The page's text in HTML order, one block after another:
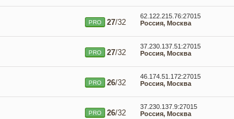
PRO 27/32
62.122.215.76:27015
Россия, Москва
PRO 27/32
37.230.137.51:27015
Россия, Москва
PRO 26/32
46.174.51.172:27015
Россия, Москва
PRO 26/32
37.230.137.9:27015
Россия, Москва